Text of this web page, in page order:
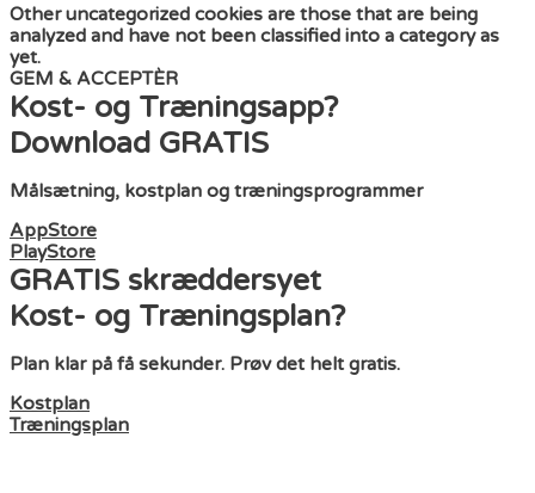
Other uncategorized cookies are those that are being
analyzed and have not been classified into a category as
yet.
GEM & ACCEPTÈR
Kost- og Træningsapp?
Download GRATIS
Målsætning, kostplan og træningsprogrammer
AppStore
PlayStore
GRATIS skræddersyet
Kost- og Træningsplan?
Plan klar på få sekunder. Prøv det helt gratis.
Kostplan
Træningsplan